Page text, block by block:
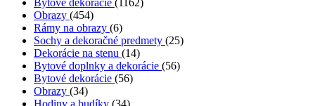
Obrazy (454)
Rámy na obrazy (6)
Sochy a dekoračné predmety (25)
Dekorácie na stenu (14)
Bytové doplnky a dekorácie (56)
Bytové dekorácie (56)
Obrazy (34)
Hodiny a budíky (34)